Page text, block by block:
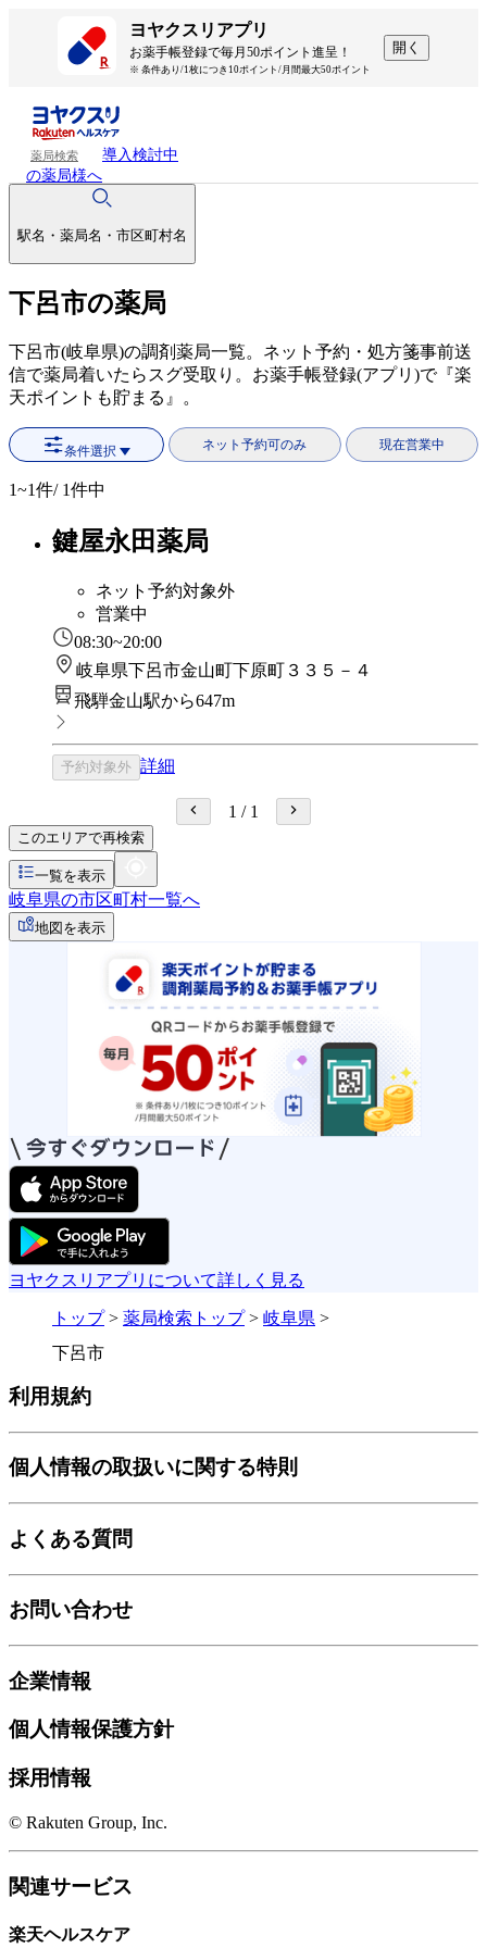
ヨヤクスリアプリ
お薬手帳登録で毎月50ポイント進呈！
※ 条件あり/1枚につき10ポイント/月間最大50ポイント
開く
薬局検索
導入検討中
の薬局様へ
駅名・薬局名・市区町村名
下呂市の薬局
下呂市(岐阜県)の調剤薬局一覧。ネット予約・処方箋事前送
信で薬局着いたらスグ受取り。お薬手帳登録(アプリ)で『楽
天ポイントも貯まる』。
条件選択 ネット予約可のみ 現在営業中
1~1件/ 1件中
鍵屋永田薬局
ネット予約対象外
営業中
08:30~20:00
岐阜県下呂市金山町下原町３３５－４
飛騨金山駅から647m
予約対象外 詳細
1 / 1
このエリアで再検索
一覧を表示
岐阜県の市区町村一覧へ
地図を表示
ヨヤクスリアプリについて詳しく見る
トップ> 薬局検索トップ> 岐阜県 >
下呂市
利用規約
個人情報の取扱いに関する特則
よくある質問
お問い合わせ
企業情報
個人情報保護方針
採用情報
© Rakuten Group, Inc.
関連サービス
楽天ヘルスケア